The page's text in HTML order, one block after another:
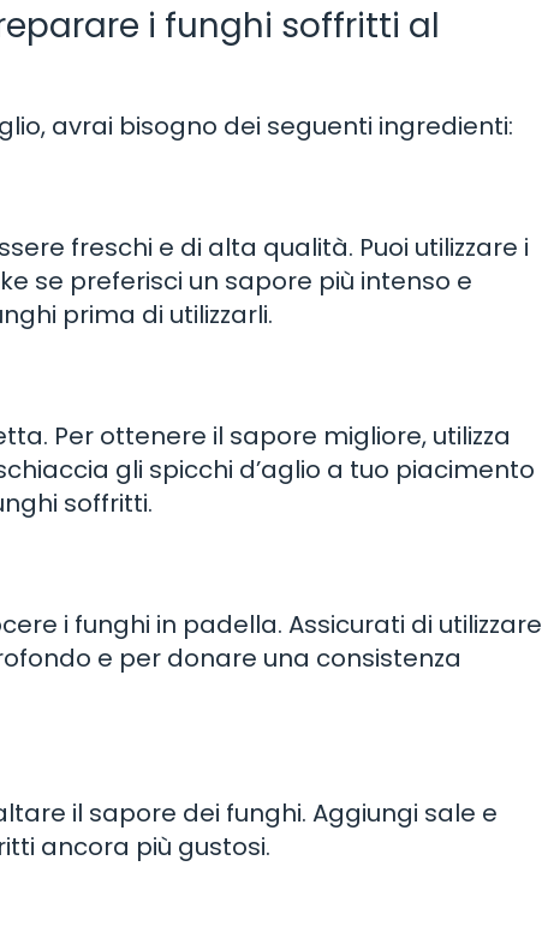
i funghi soffritti al
avrai bisogno dei seguenti ingredienti:
freschi e di alta qualità. Puoi utilizzare i
se preferisci un sapore più intenso e
prima di utilizzarli.
Per ottenere il sapore migliore, utilizza
gli spicchi d’aglio a tuo piacimento
soffritti.
i funghi in padella. Assicurati di utilizzare
e per donare una consistenza
il sapore dei funghi. Aggiungi sale e
ancora più gustosi.